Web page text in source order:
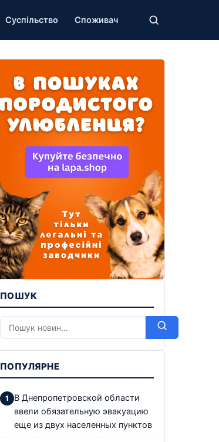
Суспільство Споживач
ПОШУК
ПОПУЛЯРНЕ
В Днепропетровской области
ввели обязательную эвакуацию
еще из двух населенных пунктов